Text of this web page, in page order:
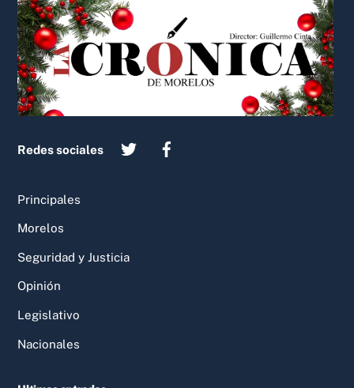
To
Top
Redes sociales
Principales
Morelos
Seguridad y Justicia
Opinión
Legislativo
Nacionales